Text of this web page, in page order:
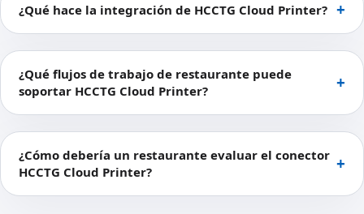
¿Qué hace la integración de HCCTG Cloud Printer?
¿Qué flujos de trabajo de restaurante puede
soportar HCCTG Cloud Printer?
¿Cómo debería un restaurante evaluar el conector
HCCTG Cloud Printer?